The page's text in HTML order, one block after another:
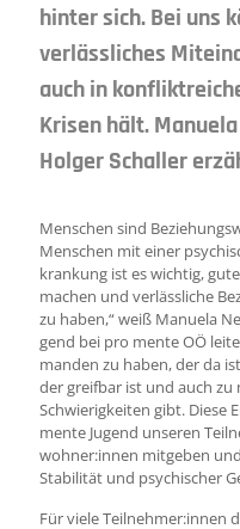
hinter sich. Bei uns
verlässliches
auch in
Krisen hält.
Holger Schaller
Menschen sind
Menschen mit einer
krank­ung ist es wich­tig,
ma­chen und ver­läss­liche
zu haben,“ weiß Manuela
gend bei pro mente OÖ
man­den zu hab­en, der da
der greif­bar ist und auch zu
Schwie­rig­keiten gibt. Diese
mente Jugend un­seren
wohner:innen mitgeben
Stabilität und psychischer
Für viele Teilnehmer:innen